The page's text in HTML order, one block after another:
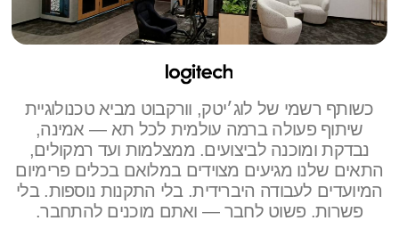
פאנל תזמון בזמן אמת, המציג
זמינות ופרטי פגישה